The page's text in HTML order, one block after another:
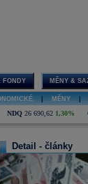
FONDY MĚNY &
MĚNY
NDQ 26 690,62 1,30%
Detail - články